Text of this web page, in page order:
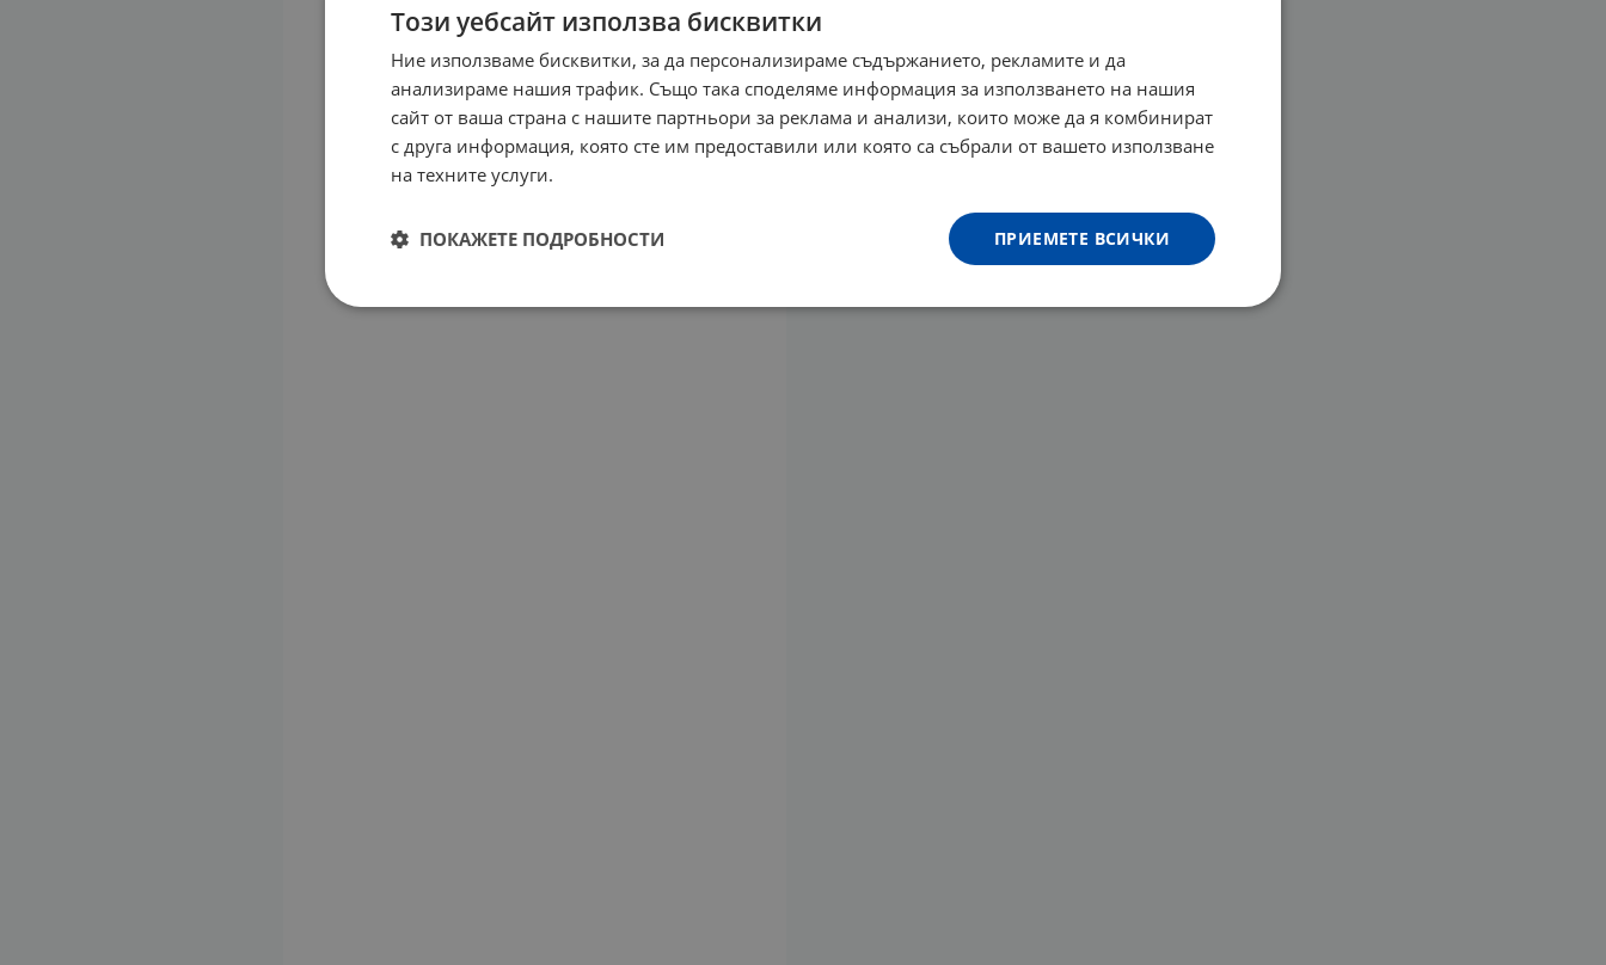
Този уебсайт използва бисквитки
Ние използваме бисквитки, за да персонализираме съдържанието, рекламите и да
анализираме нашия трафик. Също така споделяме информация за използването на нашия
сайт от ваша страна с нашите партньори за реклама и анализи, които може да я комбинират
с друга информация, която сте им предоставили или която са събрали от вашето използване
на техните услуги.
ПРИЕМЕТЕ ВСИЧКИ
ПОКАЖЕТЕ ПОДРОБНОСТИ